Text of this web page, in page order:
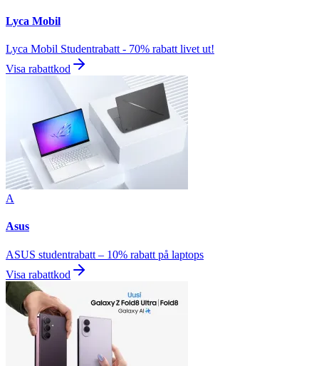
Lyca Mobil
Lyca Mobil Studentrabatt - 70% rabatt livet ut!
Visa rabattkod
A
Asus
ASUS studentrabatt – 10% rabatt på laptops
Visa rabattkod